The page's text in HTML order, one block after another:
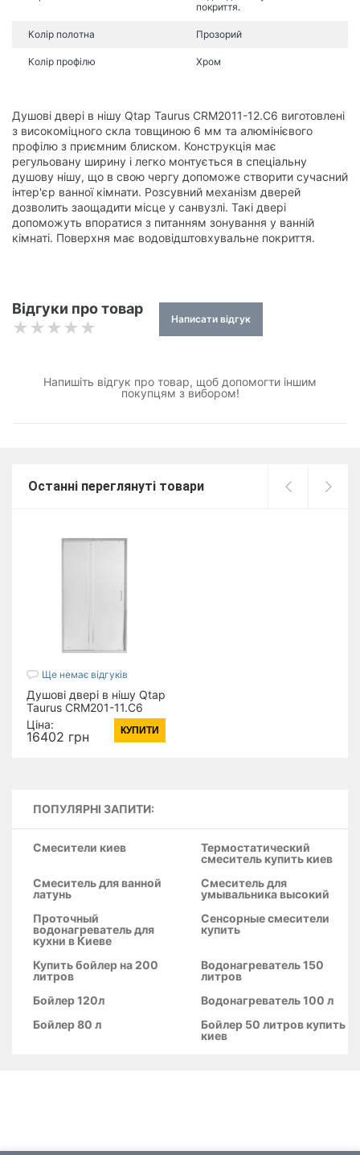
покриття.
Колір полотна Прозорий
Колір профілю Хром
Душові двері в нішу Qtap Taurus CRM2011-12.C6 виготовлені
з високоміцного скла товщиною 6 мм та алюмінієвого
профілю з приємним блиском. Конструкція має
регульовану ширину і легко монтується в спеціальну
душову нішу, що в свою чергу допоможе створити сучасний
інтер'єр ванної кімнати. Розсувний механізм дверей
дозволить заощадити місце у санвузлі. Такі двері
допоможуть впоратися з питанням зонування у ванній
кімнаті. Поверхня має водовідштовхувальне покриття.
Відгуки про товар
Написати відгук
Напишіть відгук про товар, щоб допомогти іншим
покупцям з вибором!
Останні переглянуті товари
Ще немає відгуків
Душові двері в нішу Qtap
Taurus CRM201-11.C6
110-120x200 см, скло
Clear 6 мм, покриття
CalcLess
Ціна:
16402 грн КУПИТИ
ПОПУЛЯРНІ ЗАПИТИ:
Смесители киев
Термостатический
смеситель купить киев
Смеситель для ванной
латунь
Смеситель для
умывальника высокий
Проточный
водонагреватель для
кухни в Киеве
Сенсорные смесители
купить
Купить бойлер на 200
литров
Водонагреватель 150
литров
Бойлер 120л
Водонагреватель 100 л
Бойлер 80 л
Бойлер 50 литров купить
киев